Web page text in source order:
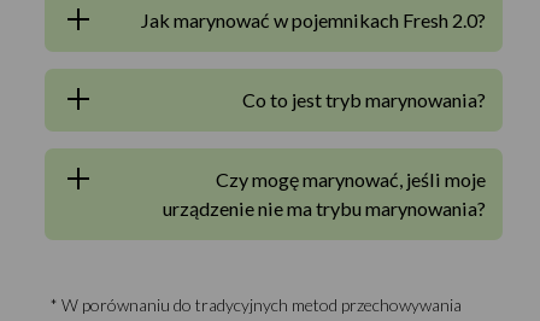
Jak marynować w pojemnikach Fresh 2.0?
Co to jest tryb marynowania?
Czy mogę marynować, jeśli moje
urządzenie nie ma trybu marynowania?
* W porównaniu do tradycyjnych metod przechowywania